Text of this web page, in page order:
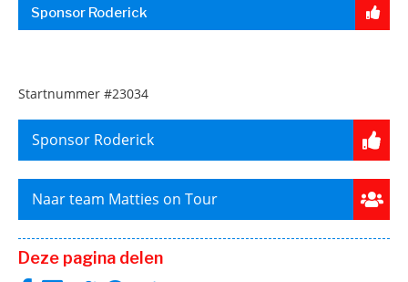
Sponsor Roderick
Startnummer #23034
Sponsor Roderick
Naar team Matties on Tour
Deze pagina delen